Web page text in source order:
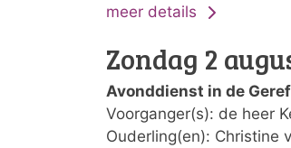
meer details
Zondag 2
Avonddienst in de
Voorganger(s): de heer
Ouderling(en): Christine